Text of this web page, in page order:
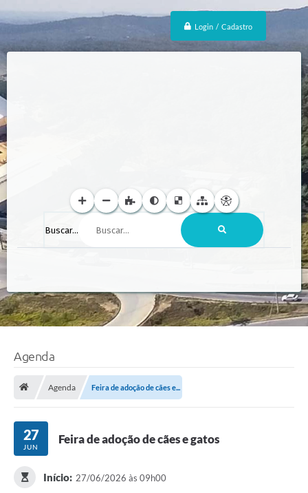
Login / Cadastro
Buscar...
Agenda
Agenda Feira de adoção de cães e...
27
JUN
Feira de adoção de cães e gatos
Início: 27/06/2026 às 09h00